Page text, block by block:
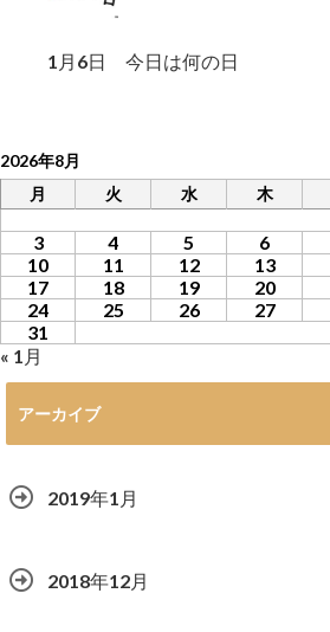
1月6日 今日は何の日
2026年8月
月
火 水 木
3
4 5 6
10
11 12 13
17
18 19 20
24
25 26 27
31
« 1月
アーカイブ
2019年1月
2018年12月